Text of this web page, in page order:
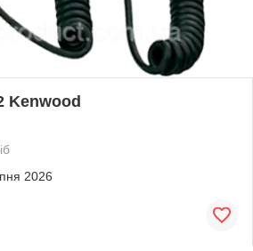
Kenwood
2026